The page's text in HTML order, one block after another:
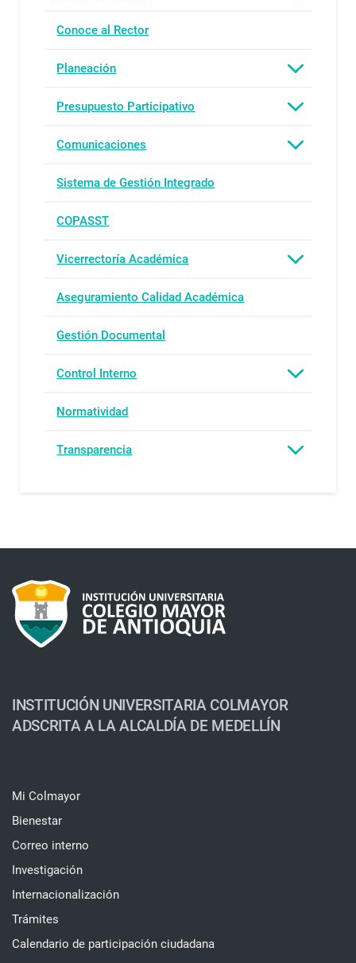
Conoce al Rector
Planeación
Presupuesto Participativo
Comunicaciones
Sistema de Gestión Integrado
COPASST
Vicerrectoría Académica
Aseguramiento Calidad Académica
Gestión Documental
Control Interno
Normatividad
Transparencia
INSTITUCIÓN UNIVERSITARIA COLMAYOR
ADSCRITA A LA ALCALDÍA DE MEDELLÍN
Mi Colmayor
Bienestar
Correo interno
Investigación
Internacionalización
Trámites
Calendario de participación ciudadana